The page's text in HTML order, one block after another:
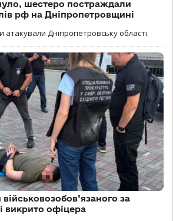
шестеро постраждали
рф на Дніпропетровщині
атакували Дніпропетровську області.
за
викрито офіцера